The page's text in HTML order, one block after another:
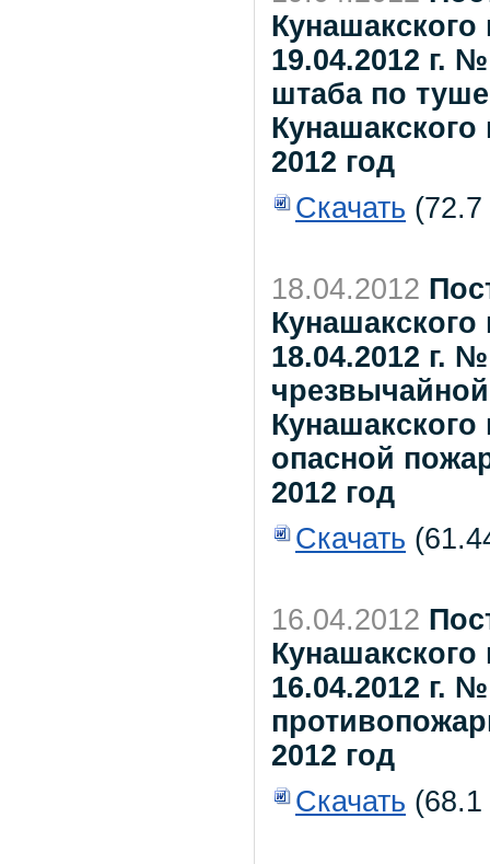
19.04.2012 г.
штаба по
2012 год
Скачать
18.04.2012
18.04.2012 г.
опасной
2012 год
Скачать
16.04.2012
16.04.2012 г.
2012 год
Скачать